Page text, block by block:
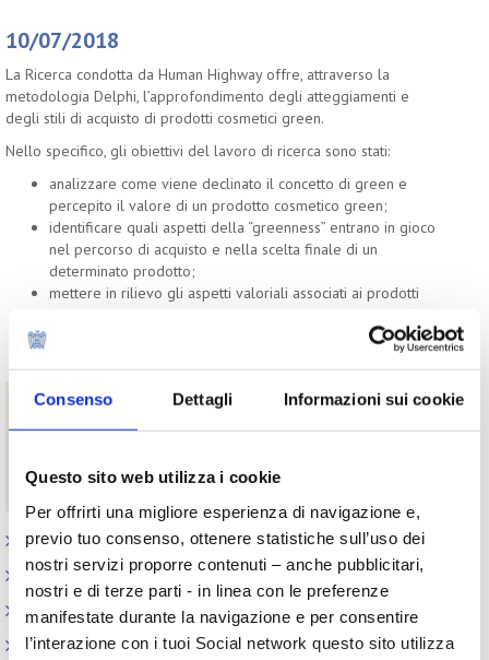
Consenso Dettagli Informazioni sui cookie
Questo sito web utilizza i cookie
Per offrirti una migliore esperienza di navigazione e,
previo tuo consenso, ottenere statistiche sull’uso dei
nostri servizi proporre contenuti – anche pubblicitari,
nostri e di terze parti - in linea con le preferenze
manifestate durante la navigazione e per consentire
l’interazione con i tuoi Social network questo sito utilizza
10/07/2018
La Ricerca condotta da Human Highway offre, attraverso la
metodologia Delphi, l’approfondimento degli atteggiamenti e
degli stili di acquisto di prodotti cosmetici green.
Nello specifico, gli obiettivi del lavoro di ricerca sono stati:
analizzare come viene declinato il concetto di green e
percepito il valore di un prodotto cosmetico green;
identificare quali aspetti della “greenness” entrano in gioco
nel percorso di acquisto e nella scelta finale di un
determinato prodotto;
mettere in rilievo gli aspetti valoriali associati ai prodotti
analizzare le affinità di canale con il prodotto green:
Download
Il green nei prodotti cosmetici - Ricerca completa
riservata agli associati di Cosmetica Italia
Appuntamenti
Outlook: il nuovo report del Centro Studi
Contesto macroeconomico
Scenari internazionali